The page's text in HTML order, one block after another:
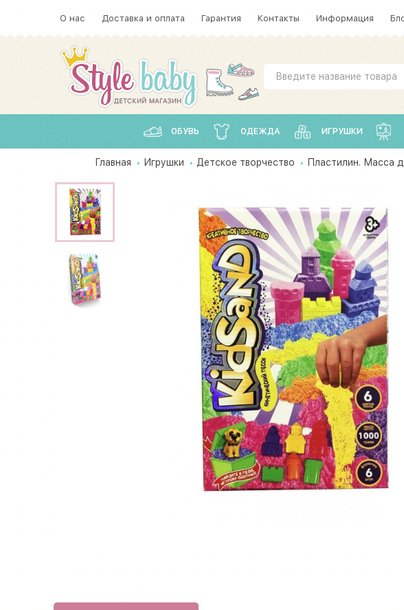
О нас Доставка и оплата Гарантия Контакты Информация
ОБУВЬ ОДЕЖДА ИГРУШКИ
Главная Игрушки Детское творчество Пластилин. Масса